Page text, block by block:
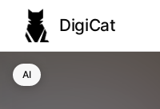
DigiCat
AI
AI